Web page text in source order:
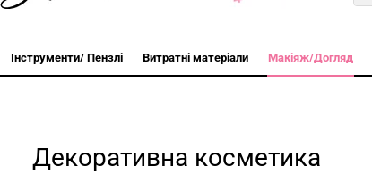
Інструменти/ Пензлі Витратні матеріали Макіяж/Догляд
Декоративна косметика